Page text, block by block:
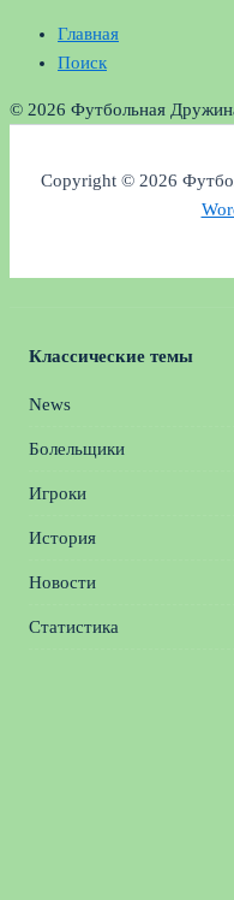
Главная
Поиск
© 2026 Футбольная
Copyright © 2026
Классические темы
News
Болельщики
Игроки
История
Новости
Статистика